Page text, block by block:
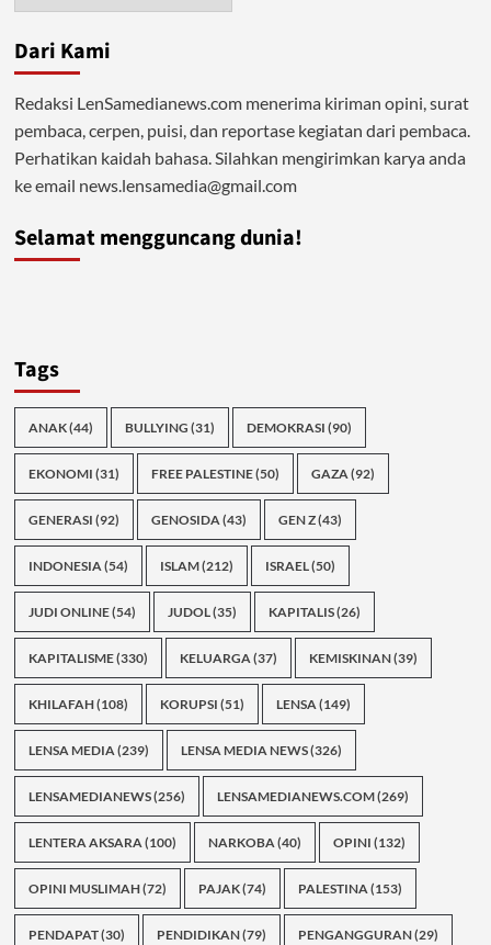
Dari Kami
Redaksi LenSamedianews.com menerima kiriman opini, surat
pembaca, cerpen, puisi, dan reportase kegiatan dari pembaca.
Perhatikan kaidah bahasa. Silahkan mengirimkan karya anda
ke email news.lensamedia@gmail.com
Selamat mengguncang dunia!
Tags
ANAK(44) BULLYING (31) DEMOKRASI (90)
EKONOMI (31) FREE PALESTINE(50) GAZA(92)
GENERASI (92) GENOSIDA(43) GEN Z(43)
INDONESIA(54) ISLAM(212) ISRAEL(50)
JUDI ONLINE(54) JUDOL(35) KAPITALIS(26)
KAPITALISME(330) KELUARGA(37) KEMISKINAN(39)
KHILAFAH(108) KORUPSI (51) LENSA(149)
LENSA MEDIA(239) LENSA MEDIA NEWS(326)
LENSAMEDIANEWS(256) LENSAMEDIANEWS.COM(269)
LENTERA AKSARA(100) NARKOBA(40) OPINI (132)
OPINI MUSLIMAH(72) PAJAK(74) PALESTINA(153)
PENDAPAT(30) PENDIDIKAN(79) PENGANGGURAN(29)